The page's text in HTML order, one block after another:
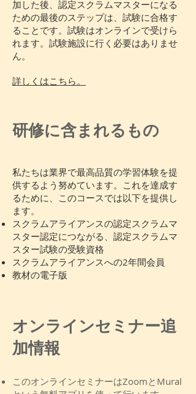
加した後、認定スクラムマスターになる
ための最後のステップは、試験に合格す
ることです。試験はオンラインで受けら
れます。試験施設に行く必要はありませ
ん。
詳しくはこちら。
研修に含まれるもの
私たちは業界で最高品質の学習体験を提
供するよう努めています。これを達成す
るために、このコースでは以下を提供し
ます。
スクラムアライアンスの認定スクラムマ
スター認定につながる、認定スクラムマ
スター試験の受験資格
スクラムアライアンスへの2年間会員
教材の電子版
オンラインセミナー追
加情報
​このオンラインセミナーはZoomとMural